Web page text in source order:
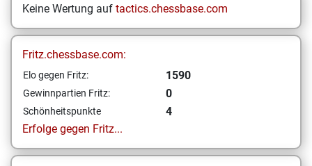
Keine Wertung auf tactics.chessbase.com
Fritz.chessbase.com:
Elo gegen Fritz: 1590
Gewinnpartien Fritz: 0
Schönheitspunkte
4
Erfolge gegen Fritz...